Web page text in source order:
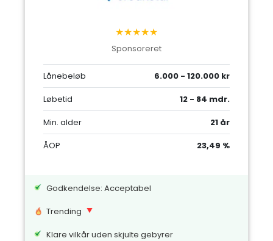
★★★★★
Sponsoreret
Lånebeløb
6.000 - 120.000 kr
Løbetid
12 - 84 mdr.
Min. alder
21 år
ÅOP
23,49 %
Godkendelse: Acceptabel
Trending
Klare vilkår uden skjulte gebyrer